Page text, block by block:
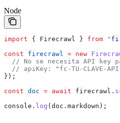
Node
import { Firecrawl } from
const firecrawl = new
// No se necesita API key
// apiKey: "fc-TU-CLAVE-
});
const doc = await firecrawl .
console . log ( doc . markdown );